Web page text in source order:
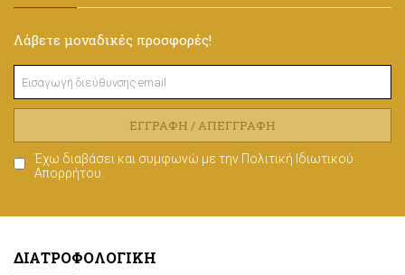
Λάβετε μοναδικές προσφορές!
ΕΓΓΡΑΦΉ / ΑΠΕΓΓΡΑΦΉ
Έχω διαβάσει και συμφωνώ με την Πολιτική Ιδιωτικού
Απορρήτου.
ΔΙΑΤΡΟΦΟΛΟΓΙΚΉ